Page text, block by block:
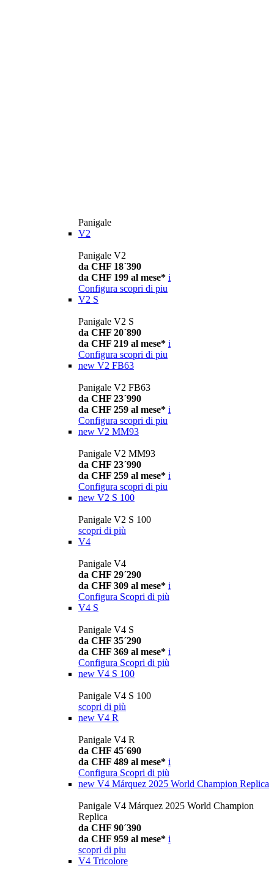
Panigale
V2
Panigale V2
da CHF 18´390
da CHF 199 al mese* i
Configura scopri di piu
V2 S
Panigale V2 S
da CHF 20´890
da CHF 219 al mese* i
Configura scopri di piu
new V2 FB63
Panigale V2 FB63
da CHF 23´990
da CHF 259 al mese* i
Configura scopri di piu
new V2 MM93
Panigale V2 MM93
da CHF 23´990
da CHF 259 al mese* i
Configura scopri di piu
new V2 S 100
Panigale V2 S 100
scopri di più
V4
Panigale V4
da CHF 29´290
da CHF 309 al mese* i
Configura Scopri di più
V4 S
Panigale V4 S
da CHF 35´290
da CHF 369 al mese* i
Configura Scopri di più
new V4 S 100
Panigale V4 S 100
scopri di più
new V4 R
Panigale V4 R
da CHF 45´690
da CHF 489 al mese* i
Configura Scopri di più
new V4 Márquez 2025 World Champion Replica
Panigale V4 Márquez 2025 World Champion
Replica
da CHF 90´390
da CHF 959 al mese* i
scopri di piu
V4 Tricolore